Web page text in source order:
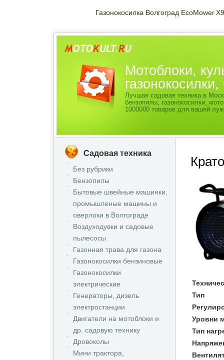
Газонокосилка Волгоград EcoMower X9
Мотоблоки,
Лучшая садовая техника в
бензопилы, газонокосилки,
1000000 товаров для вашей
Садовая техника
Без рубрики
Бензопилы
Бытовые швейные машинки,
промышленые машины и
оверлоки в Волгограде
Воздуходувки и садовые
пылесосы
Газонная трава для газона
Газонокосилки бензиновые
Газонокосилки
электрические
Генераторы, дизель
электростанции
Двигатели на мотоблоки и
др. садовую технику
Дровоколы
Мини трактора,
Тип
Уровни
Тип